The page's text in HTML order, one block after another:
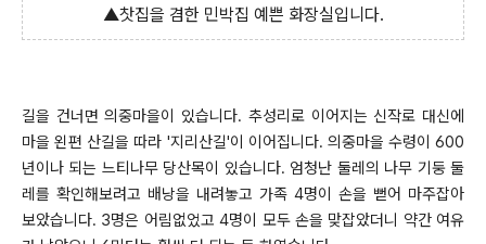
▲찻집을 겸한 민박집 예쁜 화장실입니다.
길을 건너면 의중마을이 있습니다. 추성리로 이어지는 신작로 대신에
마을 왼편 산길을 따라 '지리산길'이 이어집니다. 의중마을 수령이 600
년이나 되는 느티나무 당산목이 있습니다. 엄청난 둘레의 나무 기둥 둘
레를 확인해보려고 배낭을 내려놓고 가족 4명이 손을 뻗어 마주잡아
보았습니다. 3명은 어림없었고 4명이 모두 손을 맞잡았더니 약간 여유